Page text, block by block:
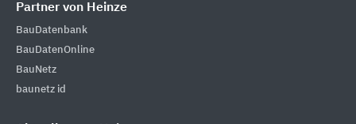
Partner von Heinze
BauDatenbank
BauDatenOnline
BauNetz
baunetz id